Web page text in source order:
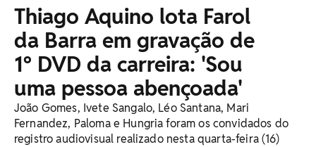
Thiago Aquino lota Farol
da Barra em gravação de
1º DVD da carreira: 'Sou
uma pessoa abençoada'
João Gomes, Ivete Sangalo, Léo Santana, Mari
Fernandez, Paloma e Hungria foram os convidados do
registro audiovisual realizado nesta quarta-feira (16)